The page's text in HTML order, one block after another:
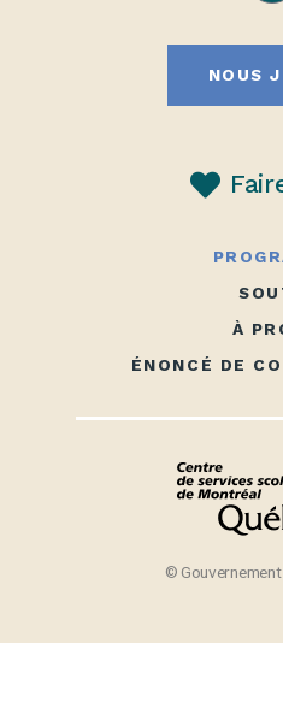
NOUS
À
ÉNONCÉ DE
©